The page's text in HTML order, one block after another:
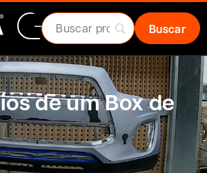
de um Box de